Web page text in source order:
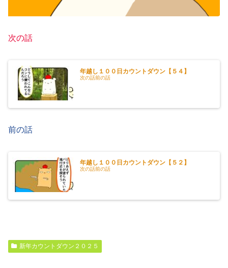
次の話
年越し１００日カウントダウン【５４】
次の話前の話
前の話
年越し１００日カウントダウン【５２】
次の話前の話
新年カウントダウン２０２５